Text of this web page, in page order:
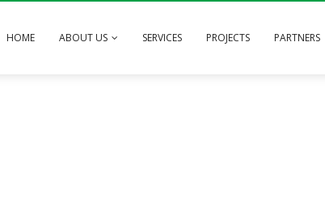
HOME ABOUT US SERVICES PROJECTS PARTNERS